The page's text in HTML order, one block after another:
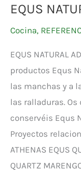
EQUS
Cocina,
EQUS NATURAL
productos Equs
las manchas y a
las ralladuras.
conservéis Equs
Proyectos
ATHENAS EQUS
QUARTZ